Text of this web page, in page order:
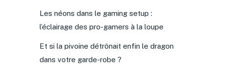
Les néons dans le gaming setup :
l’éclairage des pro-gamers à la loupe
Et si la pivoine détrônait enfin le dragon
dans votre garde-robe ?